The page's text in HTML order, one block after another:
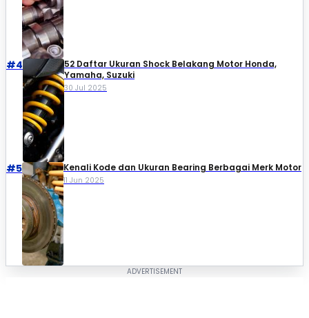
#4
52 Daftar Ukuran Shock Belakang Motor Honda,
Yamaha, Suzuki​
30 Jul 2025
#5 Kenali Kode dan Ukuran Bearing Berbagai Merk Motor
11 Jun 2025